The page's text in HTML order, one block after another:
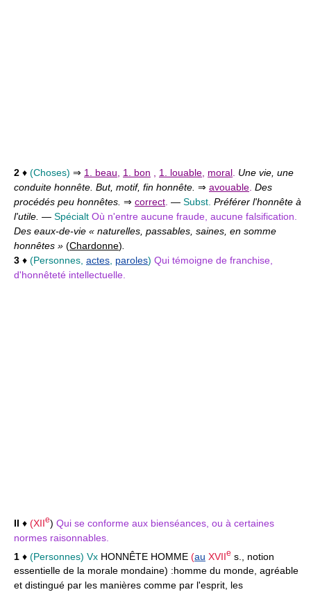
2 ♦ (Choses) ⇒ 1. beau 1. bon 1. louable moral Une vie, une
conduite honnête. But, motif, fin honnête. ⇒ avouable Des
procédés peu honnêtes. ⇒ correct — Subst. Préférer l'honnête à
l'utile. — Spécialt Où n'entre aucune fraude, aucune falsification.
Des eaux-de-vie « naturelles, passables, saines, en somme
honnêtes » (Chardonne)
3 ♦ (Personnes, actes paroles) Qui témoigne de franchise,
d'honnêteté intellectuelle.
II ♦ (XIIe) Qui se conforme aux bienséances, ou à certaines
normes raisonnables.
1 ♦ (Personnes) Vx HONNÊTE HOMME (au XVIIe s., notion
essentielle de la morale mondaine) :homme du monde, agréable
et distingué par les manières comme par l'esprit, les